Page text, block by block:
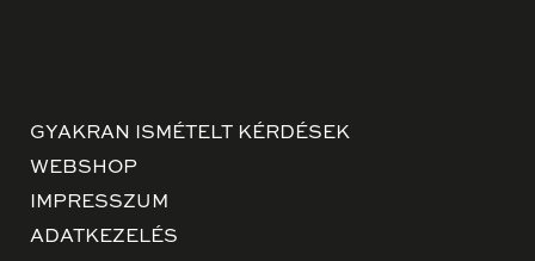
GYAKRAN ISMÉTELT KÉRDÉSEK
WEBSHOP
IMPRESSZUM
ADATKEZELÉS